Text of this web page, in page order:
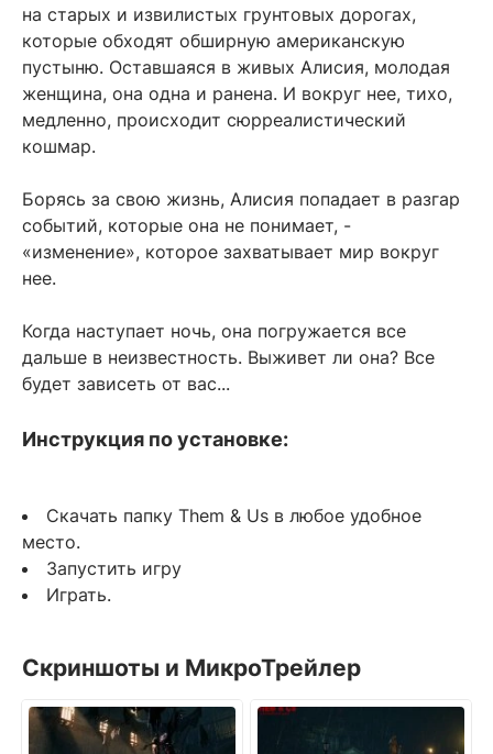
на старых и извилистых грунтовых дорогах,
которые обходят обширную американскую
пустыню. Оставшаяся в живых Алисия, молодая
женщина, она одна и ранена. И вокруг нее, тихо,
медленно, происходит сюрреалистический
кошмар.
Борясь за свою жизнь, Алисия попадает в разгар
событий, которые она не понимает, -
«изменение», которое захватывает мир вокруг
нее.
Когда наступает ночь, она погружается все
дальше в неизвестность. Выживет ли она? Все
будет зависеть от вас...
Инструкция по установке:
Скачать папку Them & Us в любое удобное
место.
Запустить игру
Играть.
Скриншоты и МикроТрейлер